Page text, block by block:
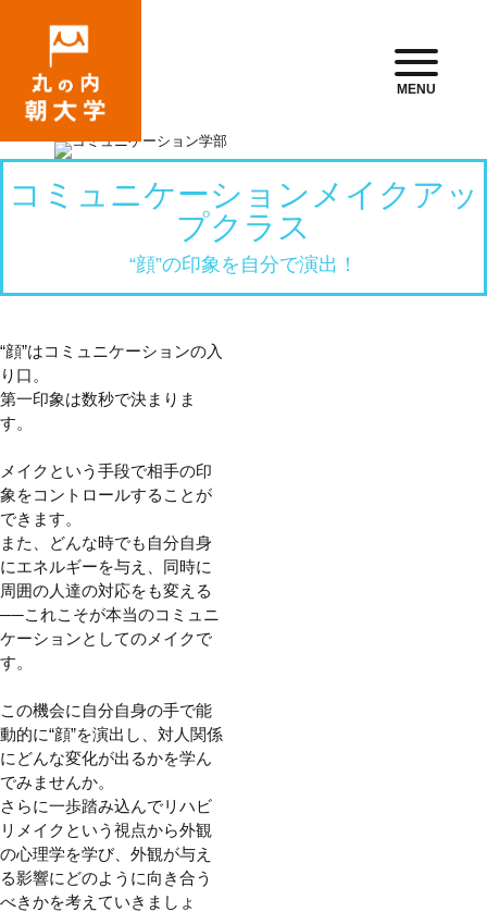
MENU
コミュニケーションメイクアッ
プクラス
“顔”の印象を自分で演出！
“顔”はコミュニケーションの入
り口。
第一印象は数秒で決まりま
す。
メイクという手段で相手の印
象をコントロールすることが
できます。
また、どんな時でも自分自身
にエネルギーを与え、同時に
周囲の人達の対応をも変える
──これこそが本当のコミュニ
ケーションとしてのメイクで
す。
この機会に自分自身の手で能
動的に“顔”を演出し、対人関係
にどんな変化が出るかを学ん
でみませんか。
さらに一歩踏み込んでリハビ
リメイクという視点から外観
の心理学を学び、外観が与え
る影響にどのように向き合う
べきかを考えていきましょ